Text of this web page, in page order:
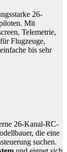
26-
Mit
Telemetrie,
Flugzeuge,
bis sehr
26-Kanal-RC-
die eine
suchen.